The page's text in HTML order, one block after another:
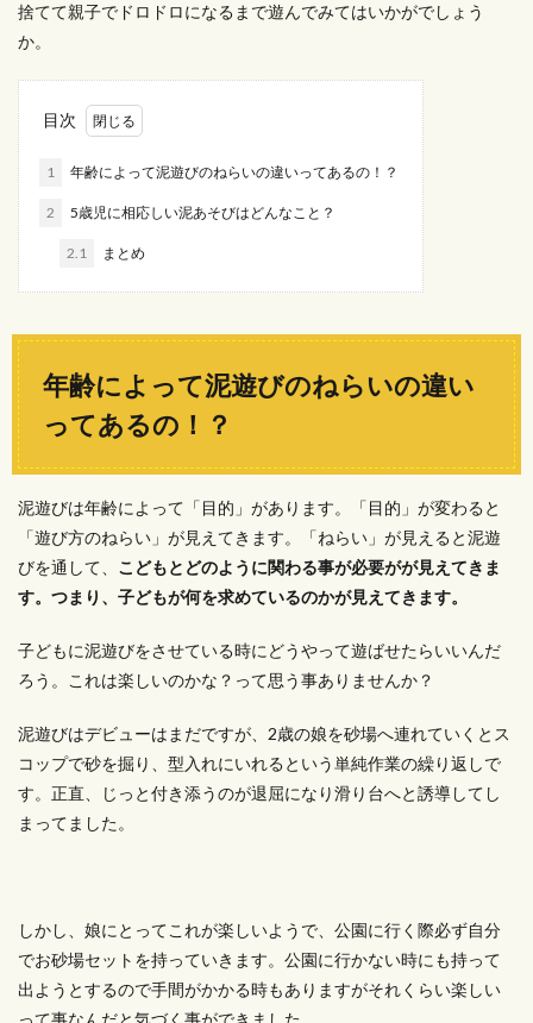
捨てて親子でドロドロになるまで遊んでみてはいかがでしょう
か。
目次
1 年齢によって泥遊びのねらいの違いってあるの！？
2 5歳児に相応しい泥あそびはどんなこと？
2.1 まとめ
年齢によって泥遊びのねらいの違い
ってあるの！？
泥遊びは年齢によって「目的」があります。「目的」が変わると
「遊び方のねらい」が見えてきます。「ねらい」が見えると泥遊
びを通して、 こどもとどのように関わる事が必要がが見えてきま
す。つまり、子どもが何を求めているのかが見えてきます。
子どもに泥遊びをさせている時にどうやって遊ばせたらいいんだ
ろう。これは楽しいのかな？って思う事ありませんか？
泥遊びはデビューはまだですが、2歳の娘を砂場へ連れていくとス
コップで砂を掘り、型入れにいれるという単純作業の繰り返しで
す。正直、じっと付き添うのが退屈になり滑り台へと誘導してし
まってました。
しかし、娘にとってこれが楽しいようで、公園に行く際必ず自分
でお砂場セットを持っていきます。公園に行かない時にも持って
出ようとするので手間がかかる時もありますがそれくらい楽しい
って事なんだと気づく事ができました。